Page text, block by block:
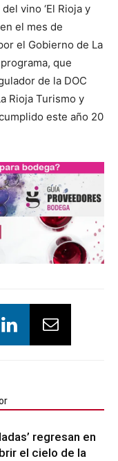
vino ‘El Rioja y
el mes de
el Gobierno de La
que
de la DOC
Rioja Turismo y
este año 20
regresan en
el cielo de la